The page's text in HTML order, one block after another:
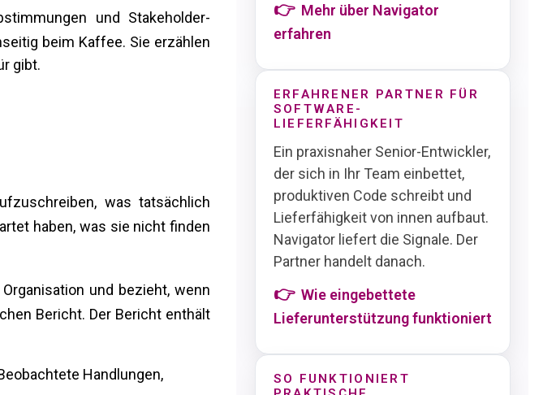
und Stakeholder-
beim Kaffee. Sie erzählen
gibt.
was tatsächlich
haben, was sie nicht finden
und bezieht, wenn
Bericht. Der Bericht enthält
Handlungen,
Mehr über Navigator
erfahren
ERFAHRENER PARTNER FÜR
SOFTWARE-
LIEFERFÄHIGKEIT
Ein praxisnaher Senior-Entwickler,
der sich in Ihr Team einbettet,
produktiven Code schreibt und
Lieferfähigkeit von innen aufbaut.
Navigator liefert die Signale. Der
Partner handelt danach.
Wie eingebettete
Lieferunterstützung funktioniert
SO FUNKTIONIERT